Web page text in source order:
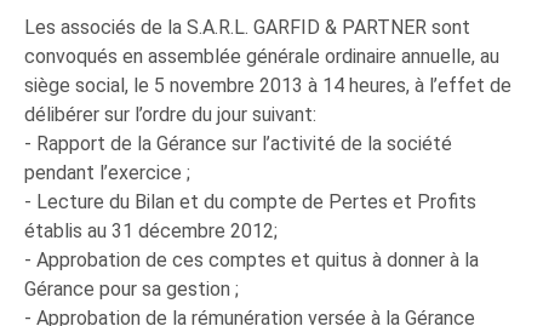
Les associés de la S.A.R.L. GARFID & PARTNER sont
convoqués en assemblée générale ordinaire annuelle, au
siège social, le 5 novembre 2013 à 14 heures, à l’effet de
délibérer sur l’ordre du jour suivant:
- Rapport de la Gérance sur l’activité de la société
pendant l’exercice ;
- Lecture du Bilan et du compte de Pertes et Profits
établis au 31 décembre 2012;
- Approbation de ces comptes et quitus à donner à la
Gérance pour sa gestion ;
- Approbation de la rémunération versée à la Gérance